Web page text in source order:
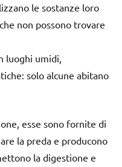
le sostanze loro
non possono trovare
luoghi umidi,
solo alcune abitano
esse sono fornite di
la preda e producono
la digestione e